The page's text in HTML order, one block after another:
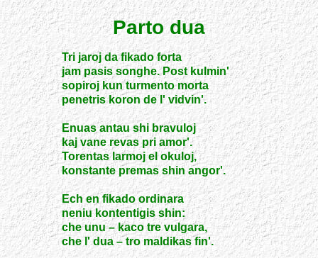
Parto dua
Tri jaroj da fikado forta
jam pasis songhe. Post kulmin'
sopiroj kun turmento morta
penetris koron de l' vidvin'.
Enuas antau shi bravuloj
kaj vane revas pri amor'.
Torentas larmoj el okuloj,
konstante premas shin angor'.
Ech en fikado ordinara
neniu kontentigis shin:
che unu – kaco tre vulgara,
che l' dua – tro maldikas fin'.